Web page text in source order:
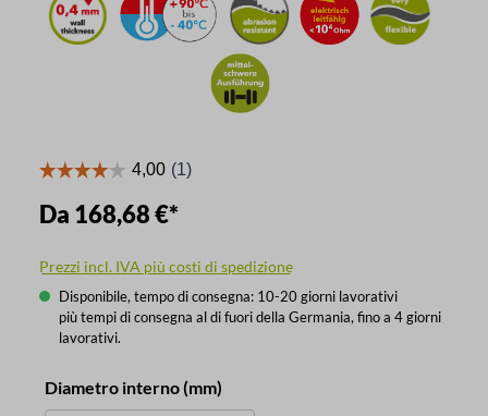
Da 168,68 €*
Prezzi incl. IVA più costi di spedizione
Disponibile, tempo di consegna: 10-20 giorni lavorativi
più tempi di consegna al di fuori della Germania, fino a 4 giorni
lavorativi.
Seleziona
Diametro interno (mm)